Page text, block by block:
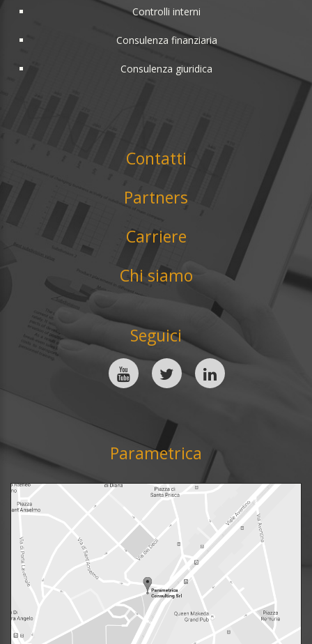
Controlli interni
Consulenza finanziaria
Consulenza giuridica
Contatti
Partners
Carriere
Chi siamo
Seguici
Parametrica